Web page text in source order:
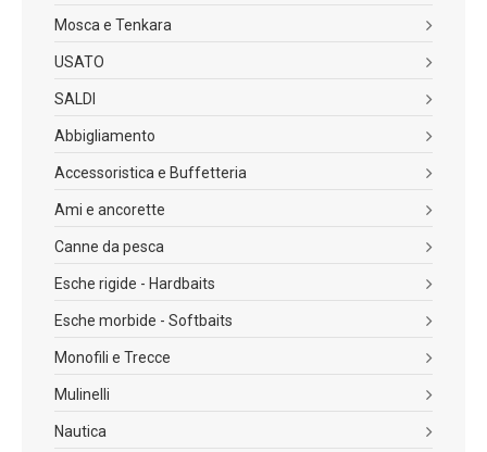
Mosca e Tenkara
USATO
SALDI
Abbigliamento
Accessoristica e Buffetteria
Ami e ancorette
Canne da pesca
Esche rigide - Hardbaits
Esche morbide - Softbaits
Monofili e Trecce
Mulinelli
Nautica